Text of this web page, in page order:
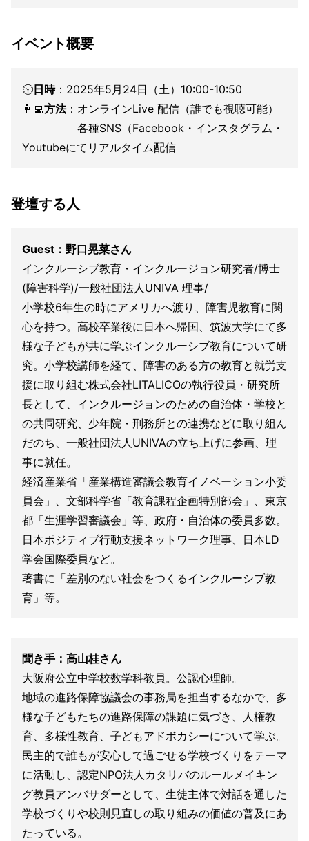
イベント概要
🕥日時：2025年5月24日（土）10:00-10:50
👩‍💻方法：オンラインLive 配信（誰でも視聴可能）
各種SNS（Facebook・インスタグラム・
Youtubeにてリアルタイム配信
登壇する人
Guest：野口晃菜さん
インクルーシブ教育・インクルージョン研究者/博士
(障害科学)/一般社団法人UNIVA 理事/
小学校6年生の時にアメリカへ渡り、障害児教育に関
心を持つ。高校卒業後に日本へ帰国、筑波大学にて多
様な子どもが共に学ぶインクルーシブ教育について研
究。小学校講師を経て、障害のある方の教育と就労支
援に取り組む株式会社LITALICOの執行役員・研究所
長として、インクルージョンのための自治体・学校と
の共同研究、少年院・刑務所との連携などに取り組ん
だのち、一般社団法人UNIVAの立ち上げに参画、理
事に就任。
経済産業省「産業構造審議会教育イノベーション小委
員会」、文部科学省「教育課程企画特別部会」、東京
都「生涯学習審議会」等、政府・自治体の委員多数。
日本ポジティブ行動支援ネットワーク理事、日本LD
学会国際委員など。
著書に「差別のない社会をつくるインクルーシブ教
育」等。
聞き手：高山桂さん
大阪府公立中学校数学科教員。公認心理師。
地域の進路保障協議会の事務局を担当するなかで、多
様な子どもたちの進路保障の課題に気づき、人権教
育、多様性教育、子どもアドボカシーについて学ぶ。
民主的で誰もが安心して過ごせる学校づくりをテーマ
に活動し、認定NPO法人カタリバのルールメイキン
グ教員アンバサダーとして、生徒主体で対話を通した
学校づくりや校則見直しの取り組みの価値の普及にあ
たっている。